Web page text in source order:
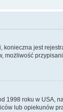
jest
możliwość
roku w
lub opiekunów